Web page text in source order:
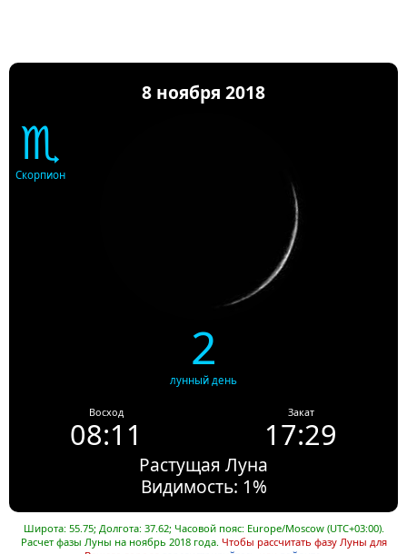
8 ноября 2018
♏
Скорпион
2
лунный день
Восход
08:11
Закат
17:29
Растущая Луна
Видимость: 1%
Широта: 55.75; Долгота: 37.62; Часовой пояс: Europe/Moscow (UTC+03:00).
Расчет фазы Луны на ноябрь 2018 года. Чтобы рассчитать фазу Луны для